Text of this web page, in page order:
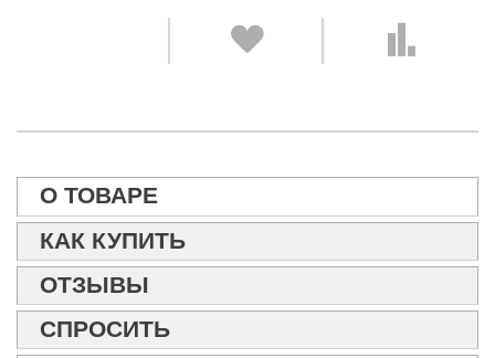
О ТОВАРЕ
КАК КУПИТЬ
ОТЗЫВЫ
СПРОСИТЬ